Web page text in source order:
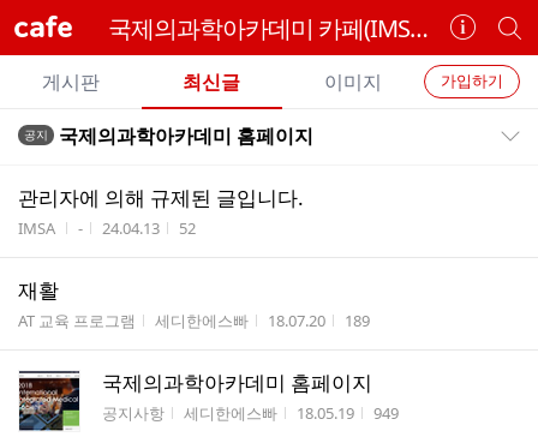
cafe 국제의과학아카데미 카페(IMSA, IMS academy)
카
페
정
보
개
별
카
페
검
카
페
메
뉴
가입하기
게시판 최신글 이미지
전
글
트
공지 국제의과학아카데미 홈페이지
관리자에 의해 규제된 글입니다.
게시판명
IMSA 작성자
- 작성시간
24.04.13 조회수
52
재활
게시판명
AT 교육 프로그램 작성자
세디한에스빠 작성시간
18.07.20 조회수
189
국제의과학아카데미 홈페이지
게시판명
공지사항 작성자
세디한에스빠 작성시간
18.05.19 조회수
949